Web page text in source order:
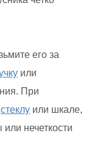
его за
или
При
стеклу или шкале,
нечеткости